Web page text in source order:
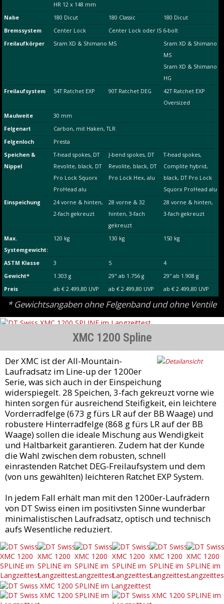
HR 12 x 148 mm
Nabe
180 Dicut 180 Classic
180 Dicut
Bremssystem
Center Lock
Center Lock oder IS 6-bolt
Freilaufkörper
Sram XD & Shimano MS
Sram XD & Shimano
MS
Sram XD & Shimano
HG
Freilaufsystem
54T Ratchet EXP 90T Ratchet DEG
42T Ratchet EXP
Oversized
Maulweite
30 mm
Felgenart
Carbon, mit Haken, TLR
Felgenloch
Presta
Speichen &
Nippel
T-head spokes, DT
Revolite, black, DT
Pro Lock Squorx
ProHead alu
J-bend spokes, DT
Revolite, black, DT
Pro Lock Hex, alu
T-head spokes,
Complite hybrid,
black, DT Pro Lock
Squorx ProHead alu
Einspeichung
24 vorne & hinten,
2-fach gekreuzt
28 vorne & 32
hinten, 3-fach
gekreuzt
28 vorne & hinten,
3-fach gekreuzt
Max.
Systemgewicht:
120 kg 130 kg 150 kg
ASTM Klasse 3 5
4
Gewicht*
1.303 g 29" ab 1.756 g
29'' ab 1.908 g
Preis
ab € 2.499,80 UVP ab € 2.499,80 UVP ab € 2.499,80 UVP
* Gewichtsangaben ohne Felgenband und ohne Ventile
XMC 1200 Spline
Der XMC ist der All-Mountain-
Laufradsatz im Line-up der 1200er
Serie, was sich auch in der Einspeichung
widerspiegelt. 28 Speichen, 3-fach gekreuzt vorne wie
hinten sorgen für ausreichend Steifigkeit, ein leichtere
Vorderradfelge (673 g fürs LR auf der BB Waage) und
robustere Hinterradfelge (868 g fürs LR auf der BB
Waage) sollen die ideale Mischung aus Wendigkeit
und Haltbarkeit garantieren. Zudem hat der Kunde
die Wahl zwischen dem robusten, schnell
einrastenden Ratchet DEG-Freilaufsystem und dem
(von uns gewählten) leichteren Ratchet EXP System.
In jedem Fall erhält man mit den 1200er-Laufrädern
von DT Swiss einen im positivsten Sinne wunderbar
minimalistischen Laufradsatz, optisch und technisch
aufs Wesentliche reduziert.